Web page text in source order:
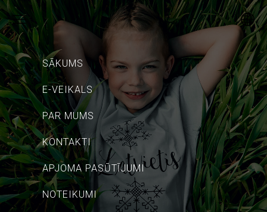
SĀKUMS
E-VEIKALS
PAR MUMS
KONTAKTI
APJOMA PASŪTĪJUMI
NOTEIKUMI